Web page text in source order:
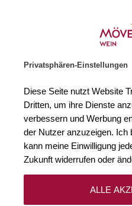
Privatsphären-Einstellungen
Diese Seite nutzt Website
Dritten, um ihre Dienste
verbessern und Werbung
der Nutzer anzuzeigen. Ich
kann meine Einwilligung
Zukunft widerrufen oder
ALLE
Laurent
Das Champagnerhaus mit Sitz in
1812 von der Familie Laurent
Hauptrebsorte, die in fast allen
findet. Sie verleiht den